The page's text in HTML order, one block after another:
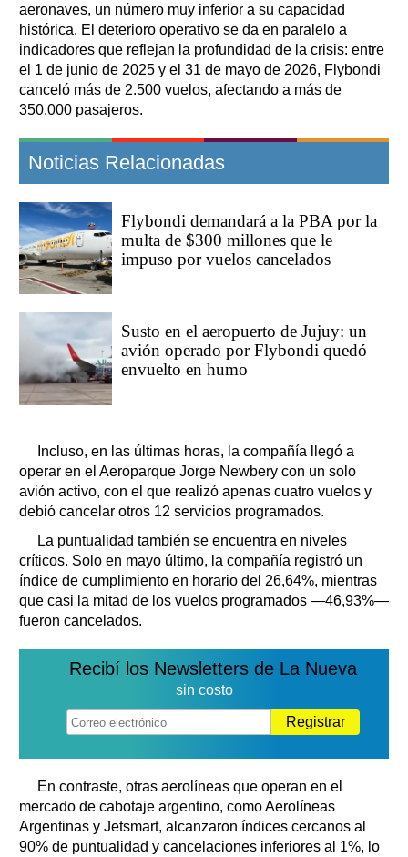
aeronaves, un número muy inferior a su capacidad
histórica. El deterioro operativo se da en paralelo a
indicadores que reflejan la profundidad de la crisis: entre
el 1 de junio de 2025 y el 31 de mayo de 2026, Flybondi
canceló más de 2.500 vuelos, afectando a más de
350.000 pasajeros.
Noticias Relacionadas
Flybondi demandará a la PBA por la
multa de $300 millones que le
impuso por vuelos cancelados
Susto en el aeropuerto de Jujuy: un
avión operado por Flybondi quedó
envuelto en humo
Incluso, en las últimas horas, la compañía llegó a
operar en el Aeroparque Jorge Newbery con un solo
avión activo, con el que realizó apenas cuatro vuelos y
debió cancelar otros 12 servicios programados.
La puntualidad también se encuentra en niveles
críticos. Solo en mayo último, la compañía registró un
índice de cumplimiento en horario del 26,64%, mientras
que casi la mitad de los vuelos programados —46,93%—
fueron cancelados.
Recibí los Newsletters de La Nueva
sin costo
Registrar
En contraste, otras aerolíneas que operan en el
mercado de cabotaje argentino, como Aerolíneas
Argentinas y Jetsmart, alcanzaron índices cercanos al
90% de puntualidad y cancelaciones inferiores al 1%, lo